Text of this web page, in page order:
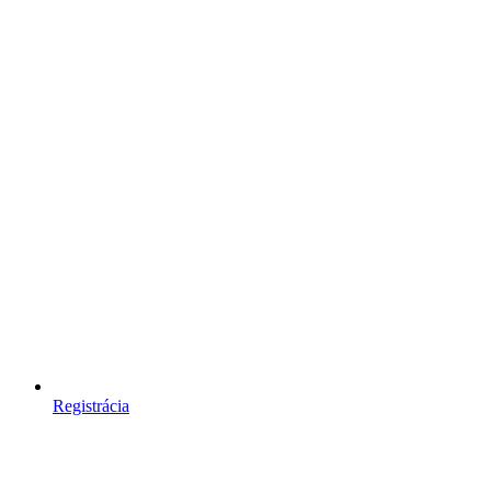
Registrácia